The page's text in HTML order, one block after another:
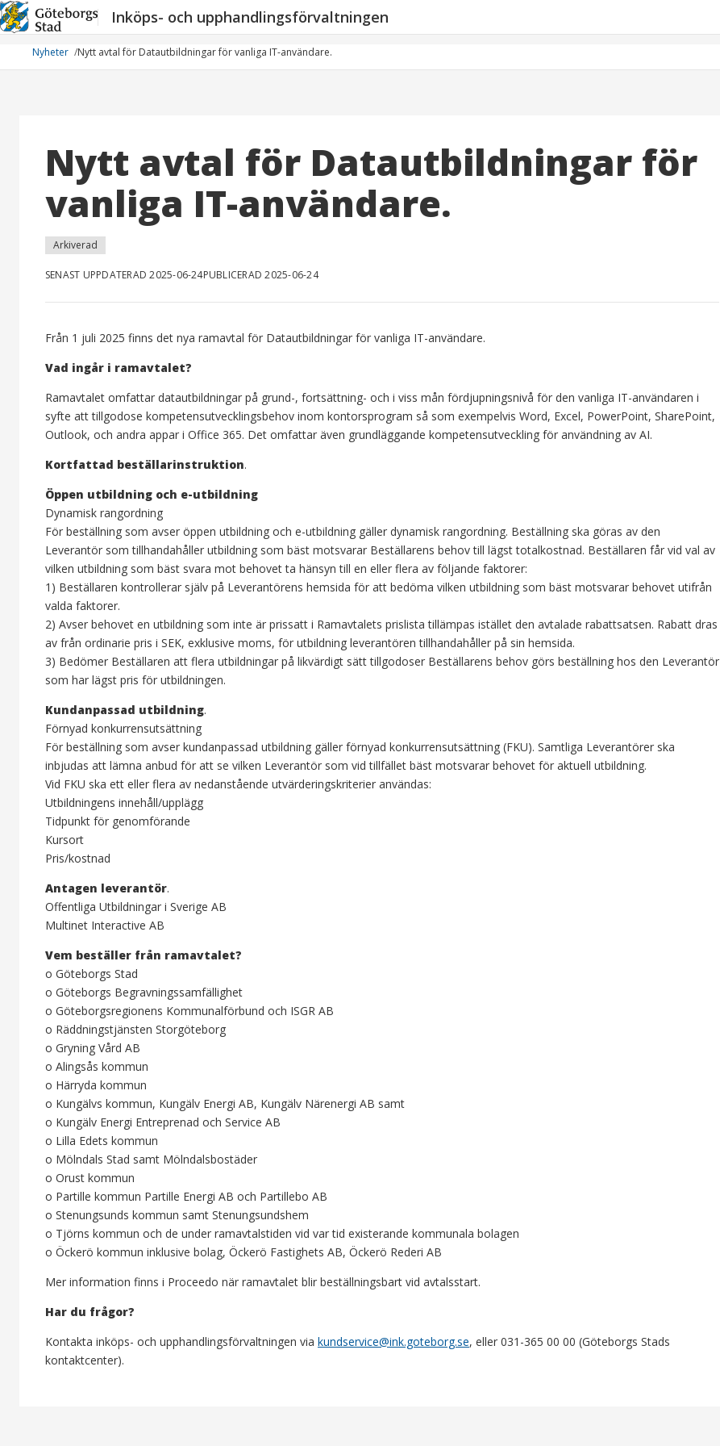
Hoppa
till
innehåll
Inköps- och upphandlingsförvaltningen
Nyheter Nytt avtal för Datautbildningar för vanliga IT-användare.
Nytt avtal för Datautbildningar för
vanliga IT-användare.
Arkiverad
SENAST UPPDATERAD 2025-06-24PUBLICERAD 2025-06-24
Från 1 juli 2025 finns det nya ramavtal för Datautbildningar för vanliga IT-användare.
Vad ingår i ramavtalet?
Ramavtalet omfattar datautbildningar på grund-, fortsättning- och i viss mån fördjupningsnivå för den vanliga IT-användaren i
syfte att tillgodose kompetensutvecklingsbehov inom kontorsprogram så som exempelvis Word, Excel, PowerPoint, SharePoint,
Outlook, och andra appar i Office 365. Det omfattar även grundläggande kompetensutveckling för användning av AI.
Kortfattad beställarinstruktion.
Öppen utbildning och e-utbildning
Dynamisk rangordning
För beställning som avser öppen utbildning och e-utbildning gäller dynamisk rangordning. Beställning ska göras av den
Leverantör som tillhandahåller utbildning som bäst motsvarar Beställarens behov till lägst totalkostnad. Beställaren får vid val av
vilken utbildning som bäst svara mot behovet ta hänsyn till en eller flera av följande faktorer:
1) Beställaren kontrollerar själv på Leverantörens hemsida för att bedöma vilken utbildning som bäst motsvarar behovet utifrån
valda faktorer.
2) Avser behovet en utbildning som inte är prissatt i Ramavtalets prislista tillämpas istället den avtalade rabattsatsen. Rabatt dras
av från ordinarie pris i SEK, exklusive moms, för utbildning leverantören tillhandahåller på sin hemsida.
3) Bedömer Beställaren att flera utbildningar på likvärdigt sätt tillgodoser Beställarens behov görs beställning hos den Leverantör
som har lägst pris för utbildningen.
Kundanpassad utbildning.
Förnyad konkurrensutsättning
För beställning som avser kundanpassad utbildning gäller förnyad konkurrensutsättning (FKU). Samtliga Leverantörer ska
inbjudas att lämna anbud för att se vilken Leverantör som vid tillfället bäst motsvarar behovet för aktuell utbildning.
Vid FKU ska ett eller flera av nedanstående utvärderingskriterier användas:
Utbildningens innehåll/upplägg
Tidpunkt för genomförande
Kursort
Pris/kostnad
Antagen leverantör.
Offentliga Utbildningar i Sverige AB
Multinet Interactive AB
Vem beställer från ramavtalet?
o Göteborgs Stad
o Göteborgs Begravningssamfällighet
o Göteborgsregionens Kommunalförbund och ISGR AB
o Räddningstjänsten Storgöteborg
o Gryning Vård AB
o Alingsås kommun
o Härryda kommun
o Kungälvs kommun, Kungälv Energi AB, Kungälv Närenergi AB samt
o Kungälv Energi Entreprenad och Service AB
o Lilla Edets kommun
o Mölndals Stad samt Mölndalsbostäder
o Orust kommun
o Partille kommun Partille Energi AB och Partillebo AB
o Stenungsunds kommun samt Stenungsundshem
o Tjörns kommun och de under ramavtalstiden vid var tid existerande kommunala bolagen
o Öckerö kommun inklusive bolag, Öckerö Fastighets AB, Öckerö Rederi AB
Mer information finns i Proceedo när ramavtalet blir beställningsbart vid avtalsstart.
Har du frågor?
Kontakta inköps- och upphandlingsförvaltningen via kundservice@ink.goteborg.se, eller 031-365 00 00 (Göteborgs Stads
kontaktcenter).